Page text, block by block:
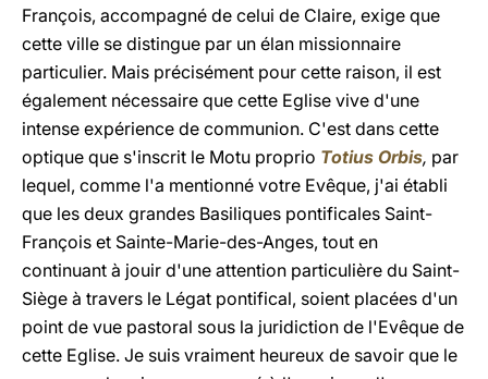
François, accompagné de celui de Claire, exige que
cette ville se distingue par un élan missionnaire
particulier. Mais précisément pour cette raison, il est
également nécessaire que cette Eglise vive d'une
intense expérience de communion. C'est dans cette
optique que s'inscrit le Motu proprio Totius Orbis, par
lequel, comme l'a mentionné votre Evêque, j'ai établi
que les deux grandes Basiliques pontificales Saint-
François et Sainte-Marie-des-Anges, tout en
continuant à jouir d'une attention particulière du Saint-
Siège à travers le Légat pontifical, soient placées d'un
point de vue pastoral sous la juridiction de l'Evêque de
cette Eglise. Je suis vraiment heureux de savoir que le